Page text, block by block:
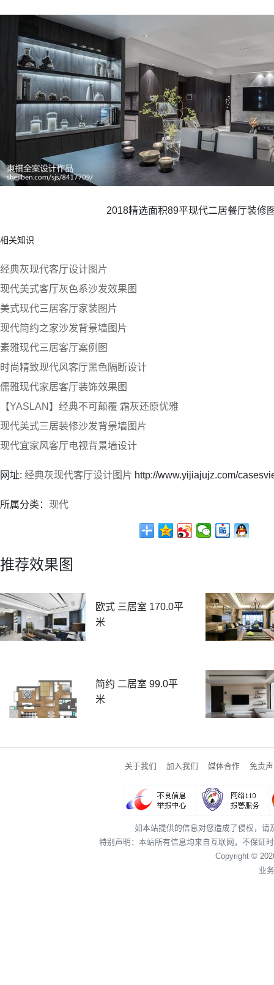
2018精选面积89平现代二居餐厅装修
相关知识
经典灰现代客厅设计图片
现代美式客厅灰色系沙发效果图
美式现代三居客厅家装图片
现代简约之家沙发背景墙图片
素雅现代三居客厅案例图
时尚精致现代风客厅黑色隔断设计
儒雅现代家居客厅装饰效果图
【YASLAN】经典不可颠覆 霜灰还原优雅
现代美式三居装修沙发背景墙图片
现代宜家风客厅电视背景墙设计
网址: 经典灰现代客厅设计图片 http://www.yijiajujz.com/
所属分类： 现代
推荐效果图
欧式 三居室 170.0平
米
简约 二居室 99.0平
米
关于我们 加入我们 媒体合作 免责
如本站提供的信息对您造成了侵权，
特别声明：本站所有信息均来自互联网，不保证
Copyright ©
业